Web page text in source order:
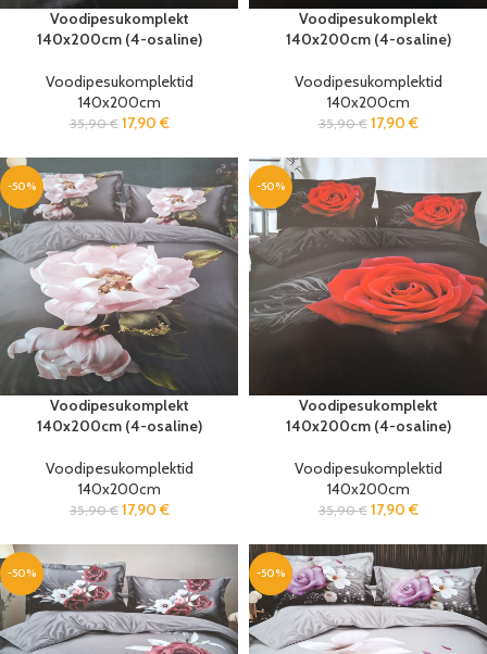
Voodipesukomplekt
140x200cm (4-osaline)
Voodipesukomplektid
140x200cm
35,90€ 17,90 €
Voodipesukomplekt
140x200cm (4-osaline)
Voodipesukomplektid
140x200cm
35,90€ 17,90 €
-50%
Voodipesukomplekt
140x200cm (4-osaline)
Voodipesukomplektid
140x200cm
35,90€ 17,90 €
-50%
Voodipesukomplekt
140x200cm (4-osaline)
Voodipesukomplektid
140x200cm
35,90€ 17,90 €
-50% -50%